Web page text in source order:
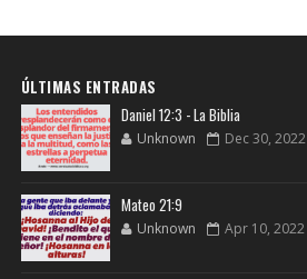
ÚLTIMAS ENTRADAS
Daniel 12:3 - La Biblia
Unknown Dec 30, 2022
Mateo 21:9
Unknown Apr 10, 2022